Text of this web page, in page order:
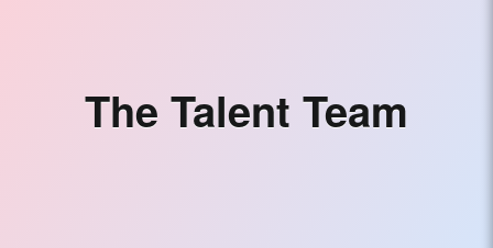
Wordpress,
The Talent Team